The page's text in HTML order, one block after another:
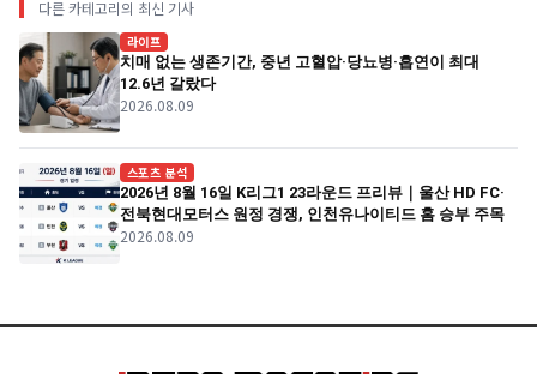
다른 카테고리의 최신 기사
라이프
치매 없는 생존기간, 중년 고혈압·당뇨병·흡연이 최대
12.6년 갈랐다
2026.08.09
스포츠 분석
2026년 8월 16일 K리그1 23라운드 프리뷰｜울산 HD FC·
전북현대모터스 원정 경쟁, 인천유나이티드 홈 승부 주목
2026.08.09